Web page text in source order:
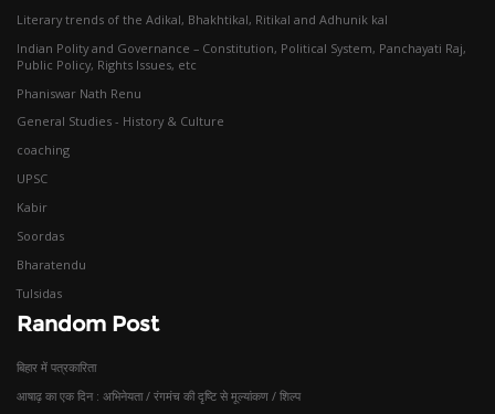
Literary trends of the Adikal, Bhakhtikal, Ritikal and Adhunik kal
Indian Polity and Governance – Constitution, Political System, Panchayati Raj,
Public Policy, Rights Issues, etc
Phaniswar Nath Renu
General Studies - History & Culture
coaching
UPSC
Kabir
Soordas
Bharatendu
Tulsidas
Random Post
बिहार में पत्रकारिता
आषाढ़ का एक दिन : अभिनेयता / रंगमंच की दृष्टि से मूल्यांकण / शिल्प